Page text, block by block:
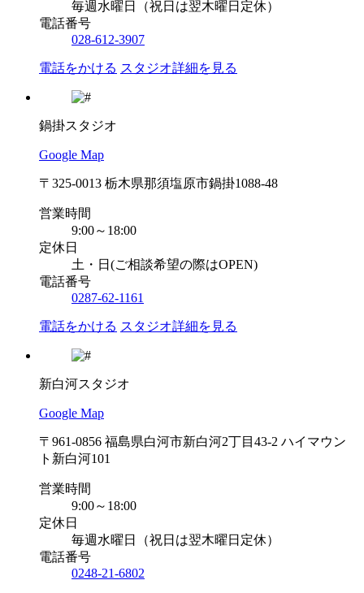
毎週水曜日（祝日は翌木曜日定休）
電話番号
028-612-3907
電話をかける スタジオ詳細を見る
鍋掛スタジオ
Google Map
〒325-0013 栃木県那須塩原市鍋掛1088-48
営業時間
9:00～18:00
定休日
土・日(ご相談希望の際はOPEN)
電話番号
0287-62-1161
電話をかける スタジオ詳細を見る
新白河スタジオ
Google Map
〒961-0856 福島県白河市新白河2丁目43-2 ハイマウン
ト新白河101
営業時間
9:00～18:00
定休日
毎週水曜日（祝日は翌木曜日定休）
電話番号
0248-21-6802